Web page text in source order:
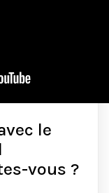
le
vous ?